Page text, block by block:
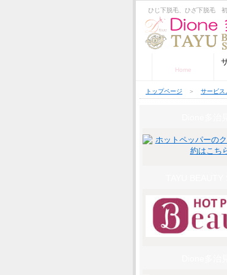
ひじ下脱毛、ひざ下脱毛 初
Home
トップページ ＞ サービス